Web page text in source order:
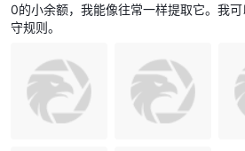
0的小余额，我能像往常一样提取它。我
守规则。